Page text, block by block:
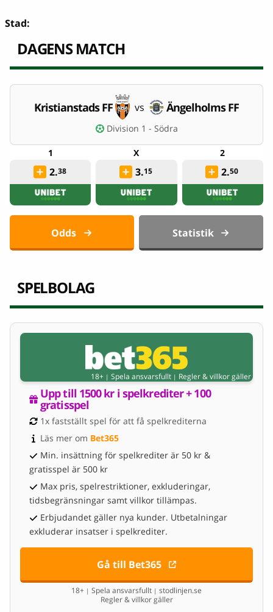
Stad:
DAGENS MATCH
Kristianstads FF vs Ängelholms FF
Division 1 - Södra
2.38 3.15 2.50
Odds Statistik
SPELBOLAG
18+ | Spela ansvarsfullt | Regler & villkor gäller
Upp till 1500 kr i spelkrediter + 100
gratisspel
1x fastställt spel för att få spelkrediterna
Läs mer om Bet365
Min. insättning för spelkrediter är 50 kr &
gratisspel är 500 kr
Max pris, spelrestriktioner, exkluderingar,
tidsbegränsningar samt villkor tillämpas.
Erbjudandet gäller nya kunder. Utbetalningar
exkluderar insatser i spelkrediter.
Gå till Bet365
18+ | Spela ansvarsfullt | stodlinjen.se
Regler & villkor gäller